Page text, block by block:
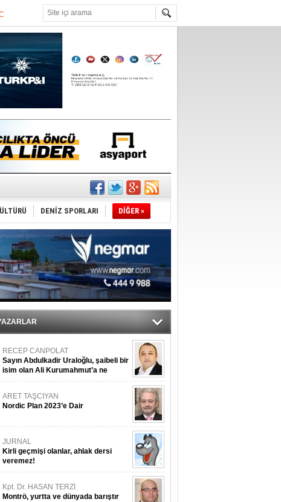
°C
DENİZ SPORLARI DİĞER »
RECEP CANPOLAT
Sayın Abdulkadir Uraloğlu, şaibeli bir
isim olan Ali Kurumahmut’a ne
danışıyorsunuz?
ARET TAŞCIYAN
Nordic Plan 2023’e Dair
JURNAL
Kirli geçmişi olanlar, ahlak dersi
veremez!
Kpt. Dr. HASAN TERZİ
Montrö, yurtta ve dünyada barıştır